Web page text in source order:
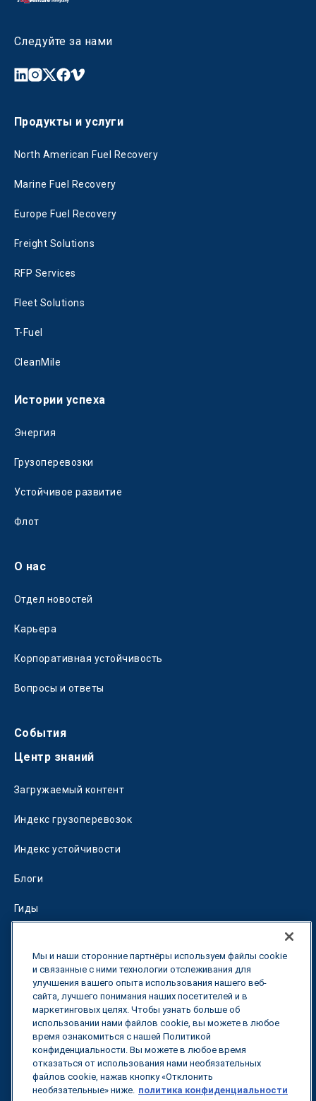
Следуйте за нами
Продукты и услуги
North American Fuel Recovery
Marine Fuel Recovery
Europe Fuel Recovery
Freight Solutions
RFP Services
Fleet Solutions
T-Fuel
CleanMile
Истории успеха
Энергия
Грузоперевозки
Устойчивое развитие
Флот
О нас
Отдел новостей
Карьера
Корпоративная устойчивость
Вопросы и ответы
События
Центр знаний
Загружаемый контент
Индекс грузоперевозок
Индекс устойчивости
Блоги
Гиды
Калькулятор оптимизации перевозок
Тарифный трекер
Свяжитесь с нами
Мы и наши сторонние партнёры используем файлы cookie
и связанные с ними технологии отслеживания для
улучшения вашего опыта использования нашего веб-
сайта, лучшего понимания наших посетителей и в
маркетинговых целях. Чтобы узнать больше об
использовании нами файлов cookie, вы можете в любое
время ознакомиться с нашей Политикой
конфиденциальности. Вы можете в любое время
отказаться от использования нами необязательных
файлов cookie, нажав кнопку «Отклонить
необязательные» ниже. политика конфиденциальности